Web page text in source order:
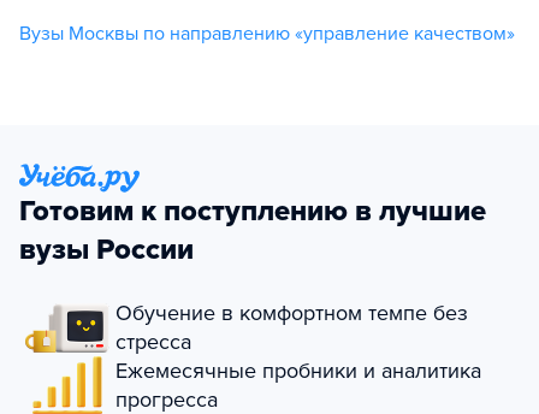
Вузы Москвы по направлению «управление качеством»
Готовим к поступлению в лучшие
вузы России
Обучение в комфортном темпе без
стресса
Ежемесячные пробники и аналитика
прогресса